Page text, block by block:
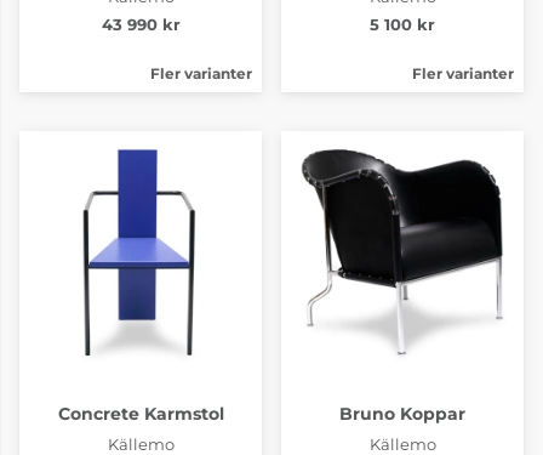
43 990 kr
Fler varianter
5 100 kr
Fler varianter
Concrete Karmstol
Källemo
Bruno Koppar
Källemo